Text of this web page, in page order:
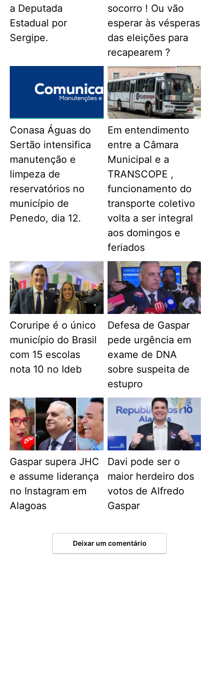
a Deputada
Estadual por
Sergipe.
socorro ! Ou vão
esperar às vésperas
das eleições para
recapearem ?
Conasa Águas do
Sertão intensifica
manutenção e
limpeza de
reservatórios no
município de
Penedo, dia 12.
Em entendimento
entre a Câmara
Municipal e a
TRANSCOPE ,
funcionamento do
transporte coletivo
volta a ser integral
aos domingos e
feriados
Coruripe é o único
município do Brasil
com 15 escolas
nota 10 no Ideb
Defesa de Gaspar
pede urgência em
exame de DNA
sobre suspeita de
estupro
Gaspar supera JHC
e assume liderança
no Instagram em
Alagoas
Davi pode ser o
maior herdeiro dos
votos de Alfredo
Gaspar
Deixar um comentário